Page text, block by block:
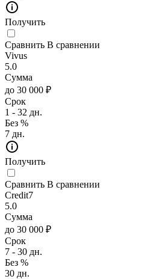
Получить
Сравнить В сравнении
Vivus
5.0
Сумма
до 30 000 ₽
Срок
1 - 32 дн.
Без %
7 дн.
Получить
Сравнить В сравнении
Credit7
5.0
Сумма
до 30 000 ₽
Срок
7 - 30 дн.
Без %
30 дн.